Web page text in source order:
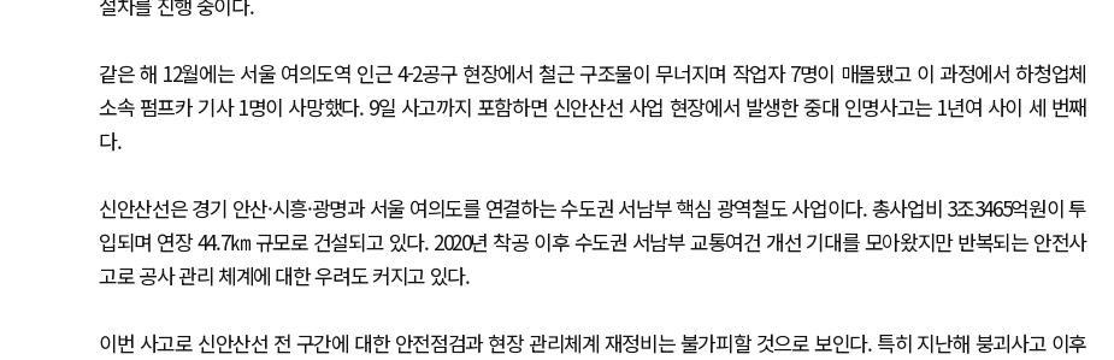
같은 해 12월에는 서울 여의도역 인근 4-2공구 현장에서 철근 구조물이 무너지며 작업자 7명이 매몰됐고 이 과정에서 하청업체
소속 펌프카 기사 1명이 사망했다. 9일 사고까지 포함하면 신안산선 사업 현장에서 발생한 중대 인명사고는 1년여 사이 세 번째
다.
신안산선은 경기 안산·시흥·광명과 서울 여의도를 연결하는 수도권 서남부 핵심 광역철도 사업이다. 총사업비 3조3465억원이 투
입되며 연장 44.7㎞ 규모로 건설되고 있다. 2020년 착공 이후 수도권 서남부 교통여건 개선 기대를 모아왔지만 반복되는 안전사
고로 공사 관리 체계에 대한 우려도 커지고 있다.
이번 사고로 신안산선 전 구간에 대한 안전점검과 현장 관리체계 재정비는 불가피할 것으로 보인다. 특히 지난해 붕괴사고 이후